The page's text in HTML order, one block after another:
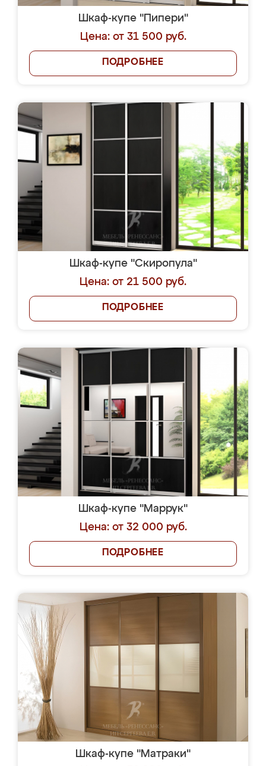
Шкаф-купе "Пипери"
Цена: от 31 500 руб.
ПОДРОБНЕЕ
Шкаф-купе "Скиропула"
Цена: от 21 500 руб.
ПОДРОБНЕЕ
Шкаф-купе "Маррук"
Цена: от 32 000 руб.
ПОДРОБНЕЕ
Шкаф-купе "Матраки"